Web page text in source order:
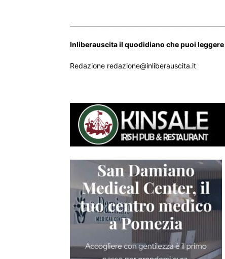
Inliberauscita il quodidiano che puoi
Redazione redazione@inliberauscita.it